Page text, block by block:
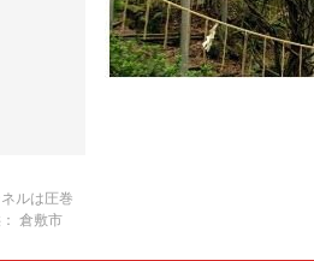
ルは圧巻
倉敷市